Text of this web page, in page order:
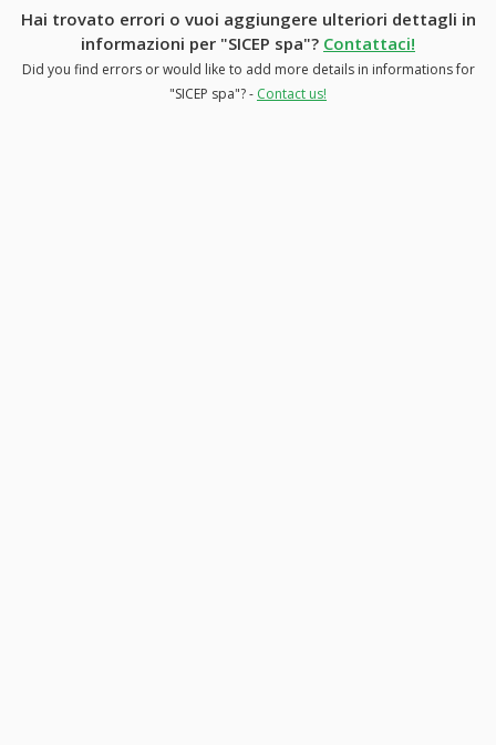
Hai trovato errori o vuoi aggiungere ulteriori dettagli in
informazioni per "SICEP spa"? Contattaci!
Did you find errors or would like to add more details in informations for
"SICEP spa"? - Contact us!